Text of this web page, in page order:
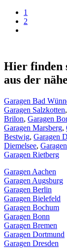
1
2
Hier finden
aus der
Garagen Bad
Garagen Salzkotten,
Brilon, Garagen
Garagen Marsberg,
Bestwig, Garagen
Diemelsee,
Garagen Rietberg
Garagen Aachen
Garagen Augsburg
Garagen Berlin
Garagen Bielefeld
Garagen Bochum
Garagen Bonn
Garagen Bremen
Garagen Dortmund
Garagen Dresden